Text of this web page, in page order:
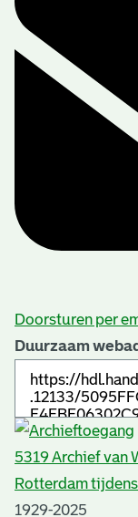
Doorsturen per
Duurzaam
5319 Archief van
Rotterdam
1929-2025